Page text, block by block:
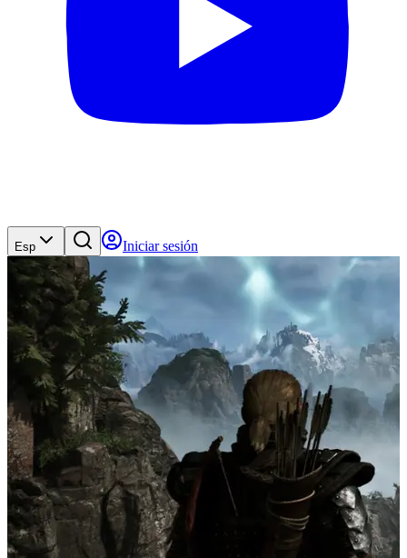
Esp Iniciar sesión